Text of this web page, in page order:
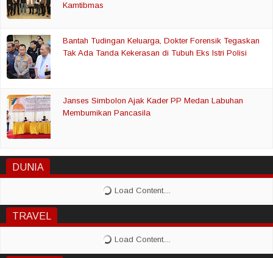
Kamtibmas
Bantah Tudingan Keluarga, Dokter Forensik Tegaskan
Tak Ada Tanda Kekerasan di Tubuh Eks Istri Polisi
Janses Simbolon Ajak Kader PP Medan Labuhan
Membumikan Pancasila
DUNIA
TRAVEL